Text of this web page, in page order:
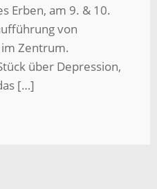
Erben, am 9. & 10.
von
im Zentrum.
über Depression,
[…]